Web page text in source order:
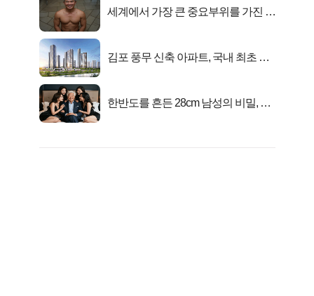
세계에서 가장 큰 중요부위를 가진 남
김포 풍무 신축 아파트, 국내 최초 반
한반도를 흔든 28cm 남성의 비밀, 매